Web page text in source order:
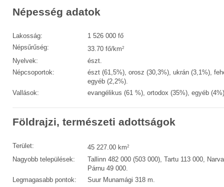
Népesség adatok
Lakosság:
1 526 000 fő
Népsűrűség:
33.70 fő/km2
Nyelvek:
észt.
Népcsoportok:
észt (61,5%), orosz (30,3%), ukrán (3,1%),
egyéb (2,2%).
Vallások:
evangélikus (61 %), ortodox (35%), egyéb
Földrajzi, természeti adottságok
Terület: 45 227.00 km2
Nagyobb települések:
Tallinn 482 000 (503 000), Tartu 113 000,
Párnu 49 000.
Legmagasabb pontok:
Suur Munamági 318 m.